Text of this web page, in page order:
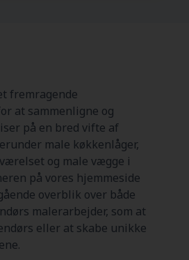
fremragende
at sammenligne og
på en bred vifte af
male køkkenlåger,
og male vægge i
på vores hjemmeside
overblik over både
malerarbejder, som at
eller at skabe unikke